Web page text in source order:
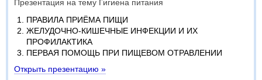
Презентация на тему Гигиена питания
ПРАВИЛА ПРИЁМА ПИЩИ
ЖЕЛУДОЧНО-КИШЕЧНЫЕ ИНФЕКЦИИ И ИХ
ПРОФИЛАКТИКА
ПЕРВАЯ ПОМОЩЬ ПРИ ПИЩЕВОМ ОТРАВЛЕНИИ
Открыть презентацию »